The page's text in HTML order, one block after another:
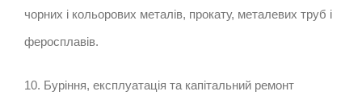
чорних і кольорових металів, прокату, металевих труб і
феросплавів.
10. Буріння, експлуатація та капітальний ремонт